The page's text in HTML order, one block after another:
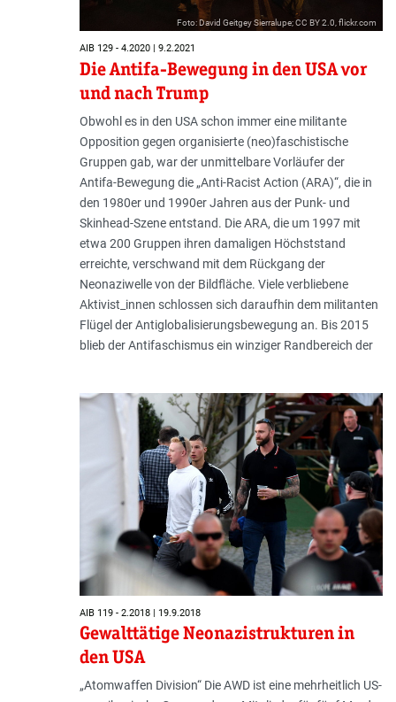
Foto: David Geitgey Sierralupe; CC BY 2.0, flickr.com
AIB 129 - 4.2020 | 9.2.2021
Die Antifa-Bewegung in den USA vor
und nach Trump
Obwohl es in den USA schon immer eine militante
Opposition gegen organisierte (neo)faschistische
Gruppen gab, war der unmittelbare Vorläufer der
Antifa-Bewegung die „Anti-Racist Action (ARA)“, die in
den 1980er und 1990er Jahren aus der Punk- und
Skinhead-Szene entstand. Die ARA, die um 1997 mit
etwa 200 Gruppen ihren damaligen Höchststand
erreichte, verschwand mit dem Rückgang der
Neonaziwelle von der Bildfläche. Viele verbliebene
Aktivist_innen schlossen sich daraufhin dem militanten
Flügel der Antiglobalisierungsbewegung an. Bis 2015
blieb der Antifaschismus ein winziger Randbereich der
AIB 119 - 2.2018 | 19.9.2018
Gewalttätige Neonazistrukturen in
den USA
„Atomwaffen Division“ Die AWD ist eine mehrheitlich US-